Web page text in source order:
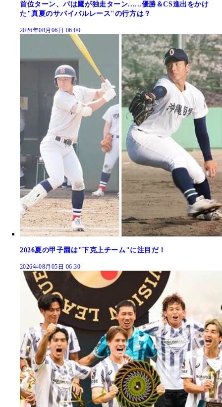
首位ターン、パは鷹が独走ターン......優勝＆CS進出をかけ
た"真夏のサバイバルレース"の行方は？
2026年08月06日 06:00
2026夏の甲子園は"下克上チーム"に注目だ！
2026年08月05日 06:30